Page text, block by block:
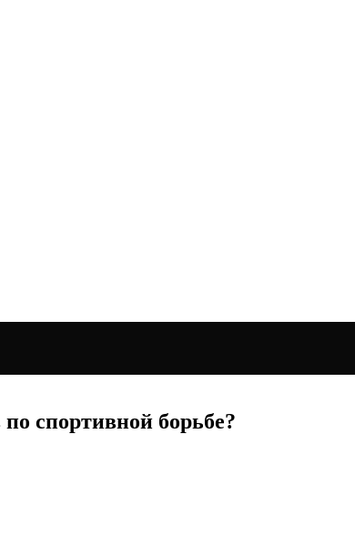
спортивной борьбе?